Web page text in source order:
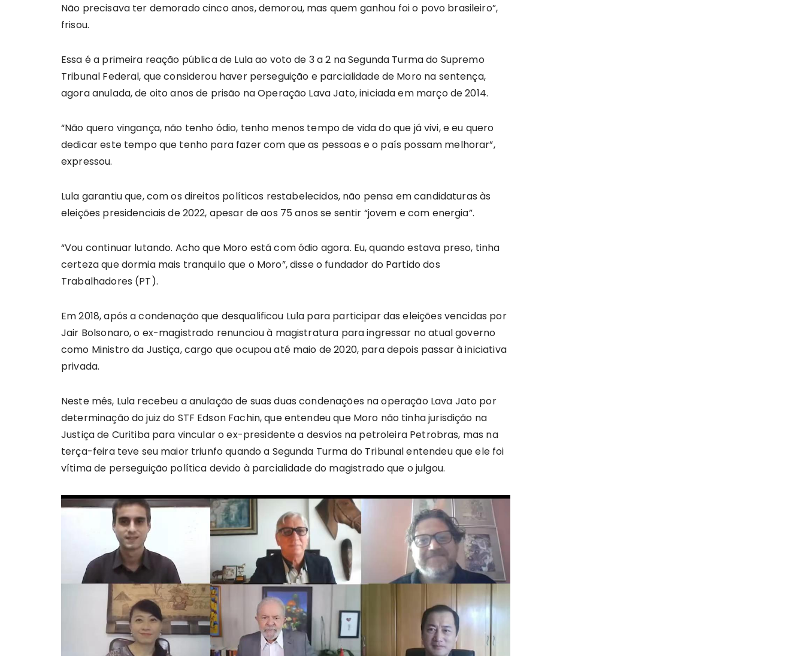
Não precisava ter demorado cinco anos, demorou, mas quem ganhou foi o povo brasileiro”,
frisou.
Essa é a primeira reação pública de Lula ao voto de 3 a 2 na Segunda Turma do Supremo
Tribunal Federal, que considerou haver perseguição e parcialidade de Moro na sentença,
agora anulada, de oito anos de prisão na Operação Lava Jato, iniciada em março de 2014.
“Não quero vingança, não tenho ódio, tenho menos tempo de vida do que já vivi, e eu quero
dedicar este tempo que tenho para fazer com que as pessoas e o país possam melhorar”,
expressou.
Lula garantiu que, com os direitos políticos restabelecidos, não pensa em candidaturas às
eleições presidenciais de 2022, apesar de aos 75 anos se sentir “jovem e com energia”.
“Vou continuar lutando. Acho que Moro está com ódio agora. Eu, quando estava preso, tinha
certeza que dormia mais tranquilo que o Moro”, disse o fundador do Partido dos
Trabalhadores (PT).
Em 2018, após a condenação que desqualificou Lula para participar das eleições vencidas por
Jair Bolsonaro, o ex-magistrado renunciou à magistratura para ingressar no atual governo
como Ministro da Justiça, cargo que ocupou até maio de 2020, para depois passar à iniciativa
privada.
Neste mês, Lula recebeu a anulação de suas duas condenações na operação Lava Jato por
determinação do juiz do STF Edson Fachin, que entendeu que Moro não tinha jurisdição na
Justiça de Curitiba para vincular o ex-presidente a desvios na petroleira Petrobras, mas na
terça-feira teve seu maior triunfo quando a Segunda Turma do Tribunal entendeu que ele foi
vítima de perseguição política devido à parcialidade do magistrado que o julgou.